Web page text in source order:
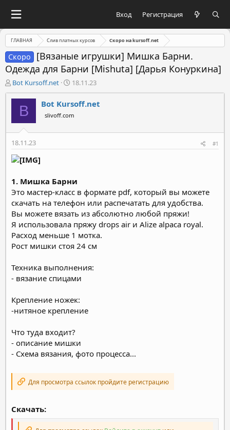
Вход Регистрация
ГЛАВНАЯ Слив платных курсов Скоро на kursoff.net
Скоро
[Вязаные игрушки] Мишка Барни.
Одежда для Барни [Mishuta] [Дарья Конуркина]
А
в
т
м
ы
Bot Kursoff.net
Д
а
т
а
н
а
18.11.23
B Bot Kursoff.net
slivoff.com
18.11.23 #1
1. Мишка Барни
Это мастер-класс в формате pdf, который вы можете
скачать на телефон или распечатать для удобства.
Вы можете вязать из абсолютно любой пряжи!
Я использовала пряжу drops air и Alize alpaca royal.
Расход меньше 1 мотка.
Рост мишки стоя 24 см
Техника выполнения:
- вязание спицами
Крепление ножек:
-нитяное крепление
Что туда входит?
- описание мишки
- Схема вязания, фото процесса...
Для просмотра ссылок пройдите регистрацию
Скачать: